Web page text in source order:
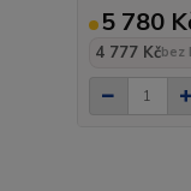
5 780
4 777 Kčbez